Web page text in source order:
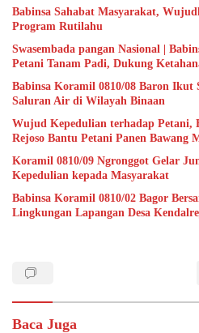
Babinsa Sahabat Masyarakat,
Program Rutilahu
Swasembada pangan Nasional |
Petani Tanam Padi, Dukung
Babinsa Koramil 0810/08 Baron Ikut
Saluran Air di Wilayah Binaan
Wujud Kepedulian terhadap Petani,
Rejoso Bantu Petani Panen Bawang
Koramil 0810/09 Ngronggot Gelar
Kepedulian kepada Masyarakat
Babinsa Koramil 0810/02 Bagor
Lingkungan Lapangan Desa
Baca Juga